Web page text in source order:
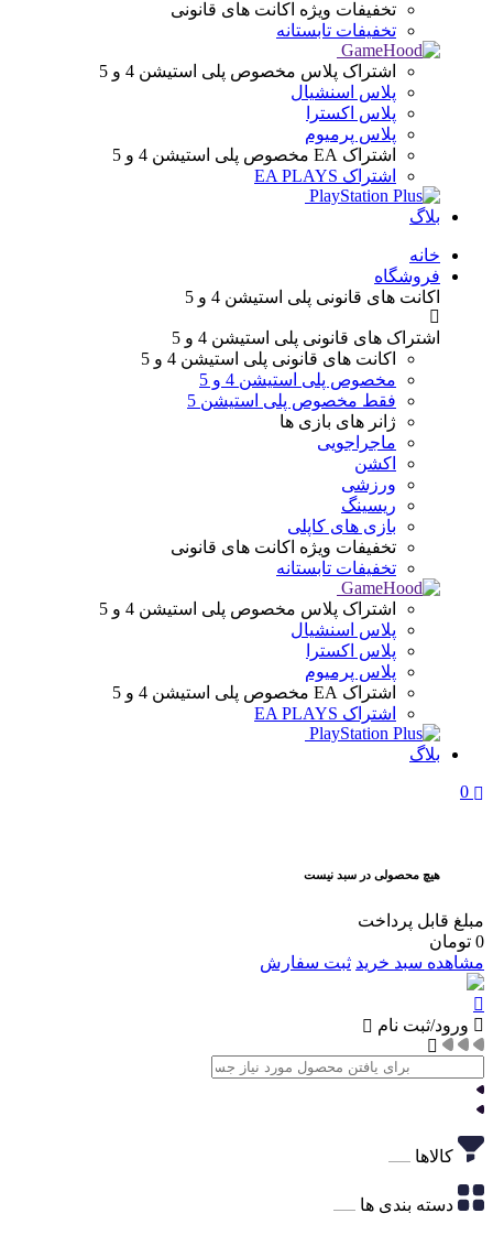
تخفیفات ویژه اکانت های قانونی
تخفیفات تابستانه
اشتراک پلاس مخصوص پلی استیشن 4 و 5
پلاس اسنشیال
پلاس اکسترا
پلاس پرمیوم
اشتراک EA
مخصوص پلی استیشن 4 و 5
اشتراک EA PLAYS
بلاگ
Menu
خانه
فروشگاه
اکانت های قانونی پلی استیشن 4 و 5
اشتراک های قانونی پلی استیشن 4 و 5
اکانت های قانونی پلی استیشن 4 و 5
مخصوص پلی استیشن 4 و 5
فقط مخصوص پلی استیشن 5
ژانر های بازی ها
ماجراجویی
اکشن
ورزشی
ریسینگ
بازی های کاپلی
تخفیفات ویژه اکانت های قانونی
تخفیفات تابستانه
اشتراک پلاس مخصوص پلی استیشن 4 و 5
پلاس اسنشیال
پلاس اکسترا
پلاس پرمیوم
اشتراک EA
مخصوص پلی استیشن 4 و 5
اشتراک EA PLAYS
بلاگ
0
هیچ محصولی در سبد نیست
مبلغ قابل پرداخت
0 تومان
مشاهده سبد خرید ثبت سفارش
ورود/ثبت نام
کالاها
دسته بندی ها